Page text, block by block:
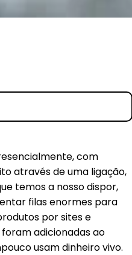
com
através de uma ligação,
temos a nosso dispor,
filas enormes para
por sites e
adicionadas ao
usam dinheiro vivo.